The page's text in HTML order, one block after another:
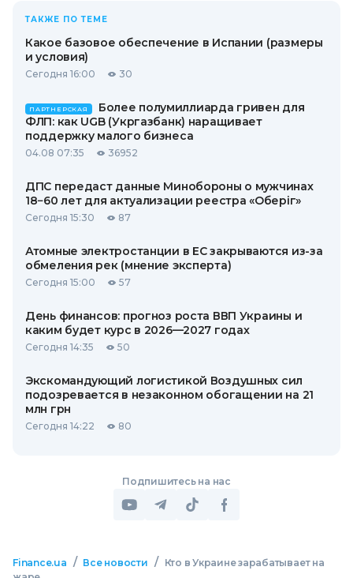
ТАКЖЕ ПО ТЕМЕ
Какое базовое обеспечение в Испании (размеры
и условия)
Сегодня 16:00 30
ПАРТНЕРСКАЯ
Более полумиллиарда гривен для
ФЛП: как UGB (Укргазбанк) наращивает
поддержку малого бизнеса
04.08 07:35 36952
ДПС передаст данные Минобороны о мужчинах
18−60 лет для актуализации реестра «Оберіг»
Сегодня 15:30 87
Атомные электростанции в ЕС закрываются из-за
обмеления рек (мнение эксперта)
Сегодня 15:00 57
День финансов: прогноз роста ВВП Украины и
каким будет курс в 2026—2027 годах
Сегодня 14:35 50
Экскомандующий логистикой Воздушных сил
подозревается в незаконном обогащении на 21
млн грн
Сегодня 14:22 80
Подпишитесь на нас
Finance.ua / Все новости /
Кто в Украине зарабатывает на